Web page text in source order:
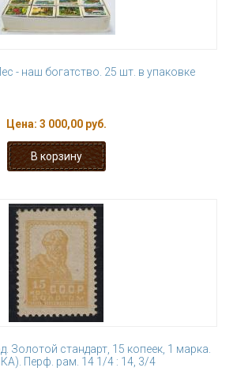
- наш богатство. 25 шт. в упаковке
Цена: 3 000,00 руб.
Золотой стандарт, 15 копеек, 1 марка.
Перф. рам. 14 1/4 : 14, 3/4